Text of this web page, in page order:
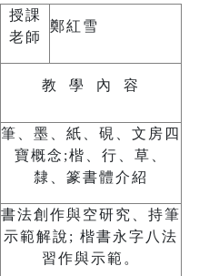
授課
老師
鄭紅雪
教 學 內 容
筆、墨、紙、硯、文房四
寶概念;楷、行、草、
隸、篆書體介紹
書法創作與空研究、持筆
示範解說; 楷書永字八法
習作與示範。